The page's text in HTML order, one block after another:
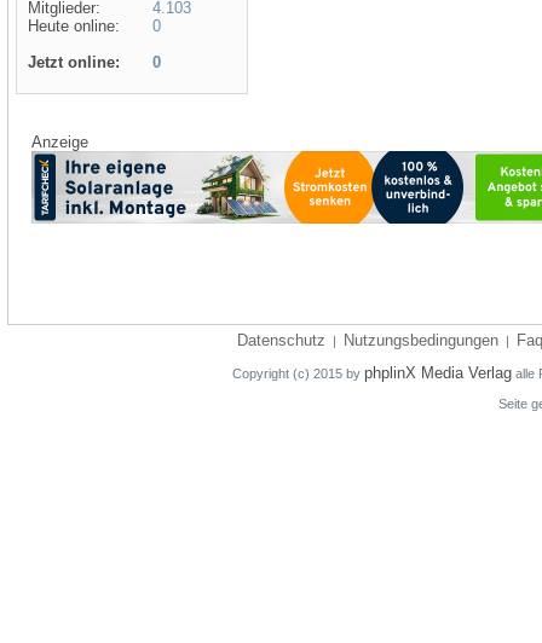
Mitglieder:
Heute online:
4.103
0
Jetzt online:
0
Anzeige
Datenschutz | Nutzungsbedingungen | Faq
Copyright (c) 2015 by phplinX Media Verlag alle
Seite